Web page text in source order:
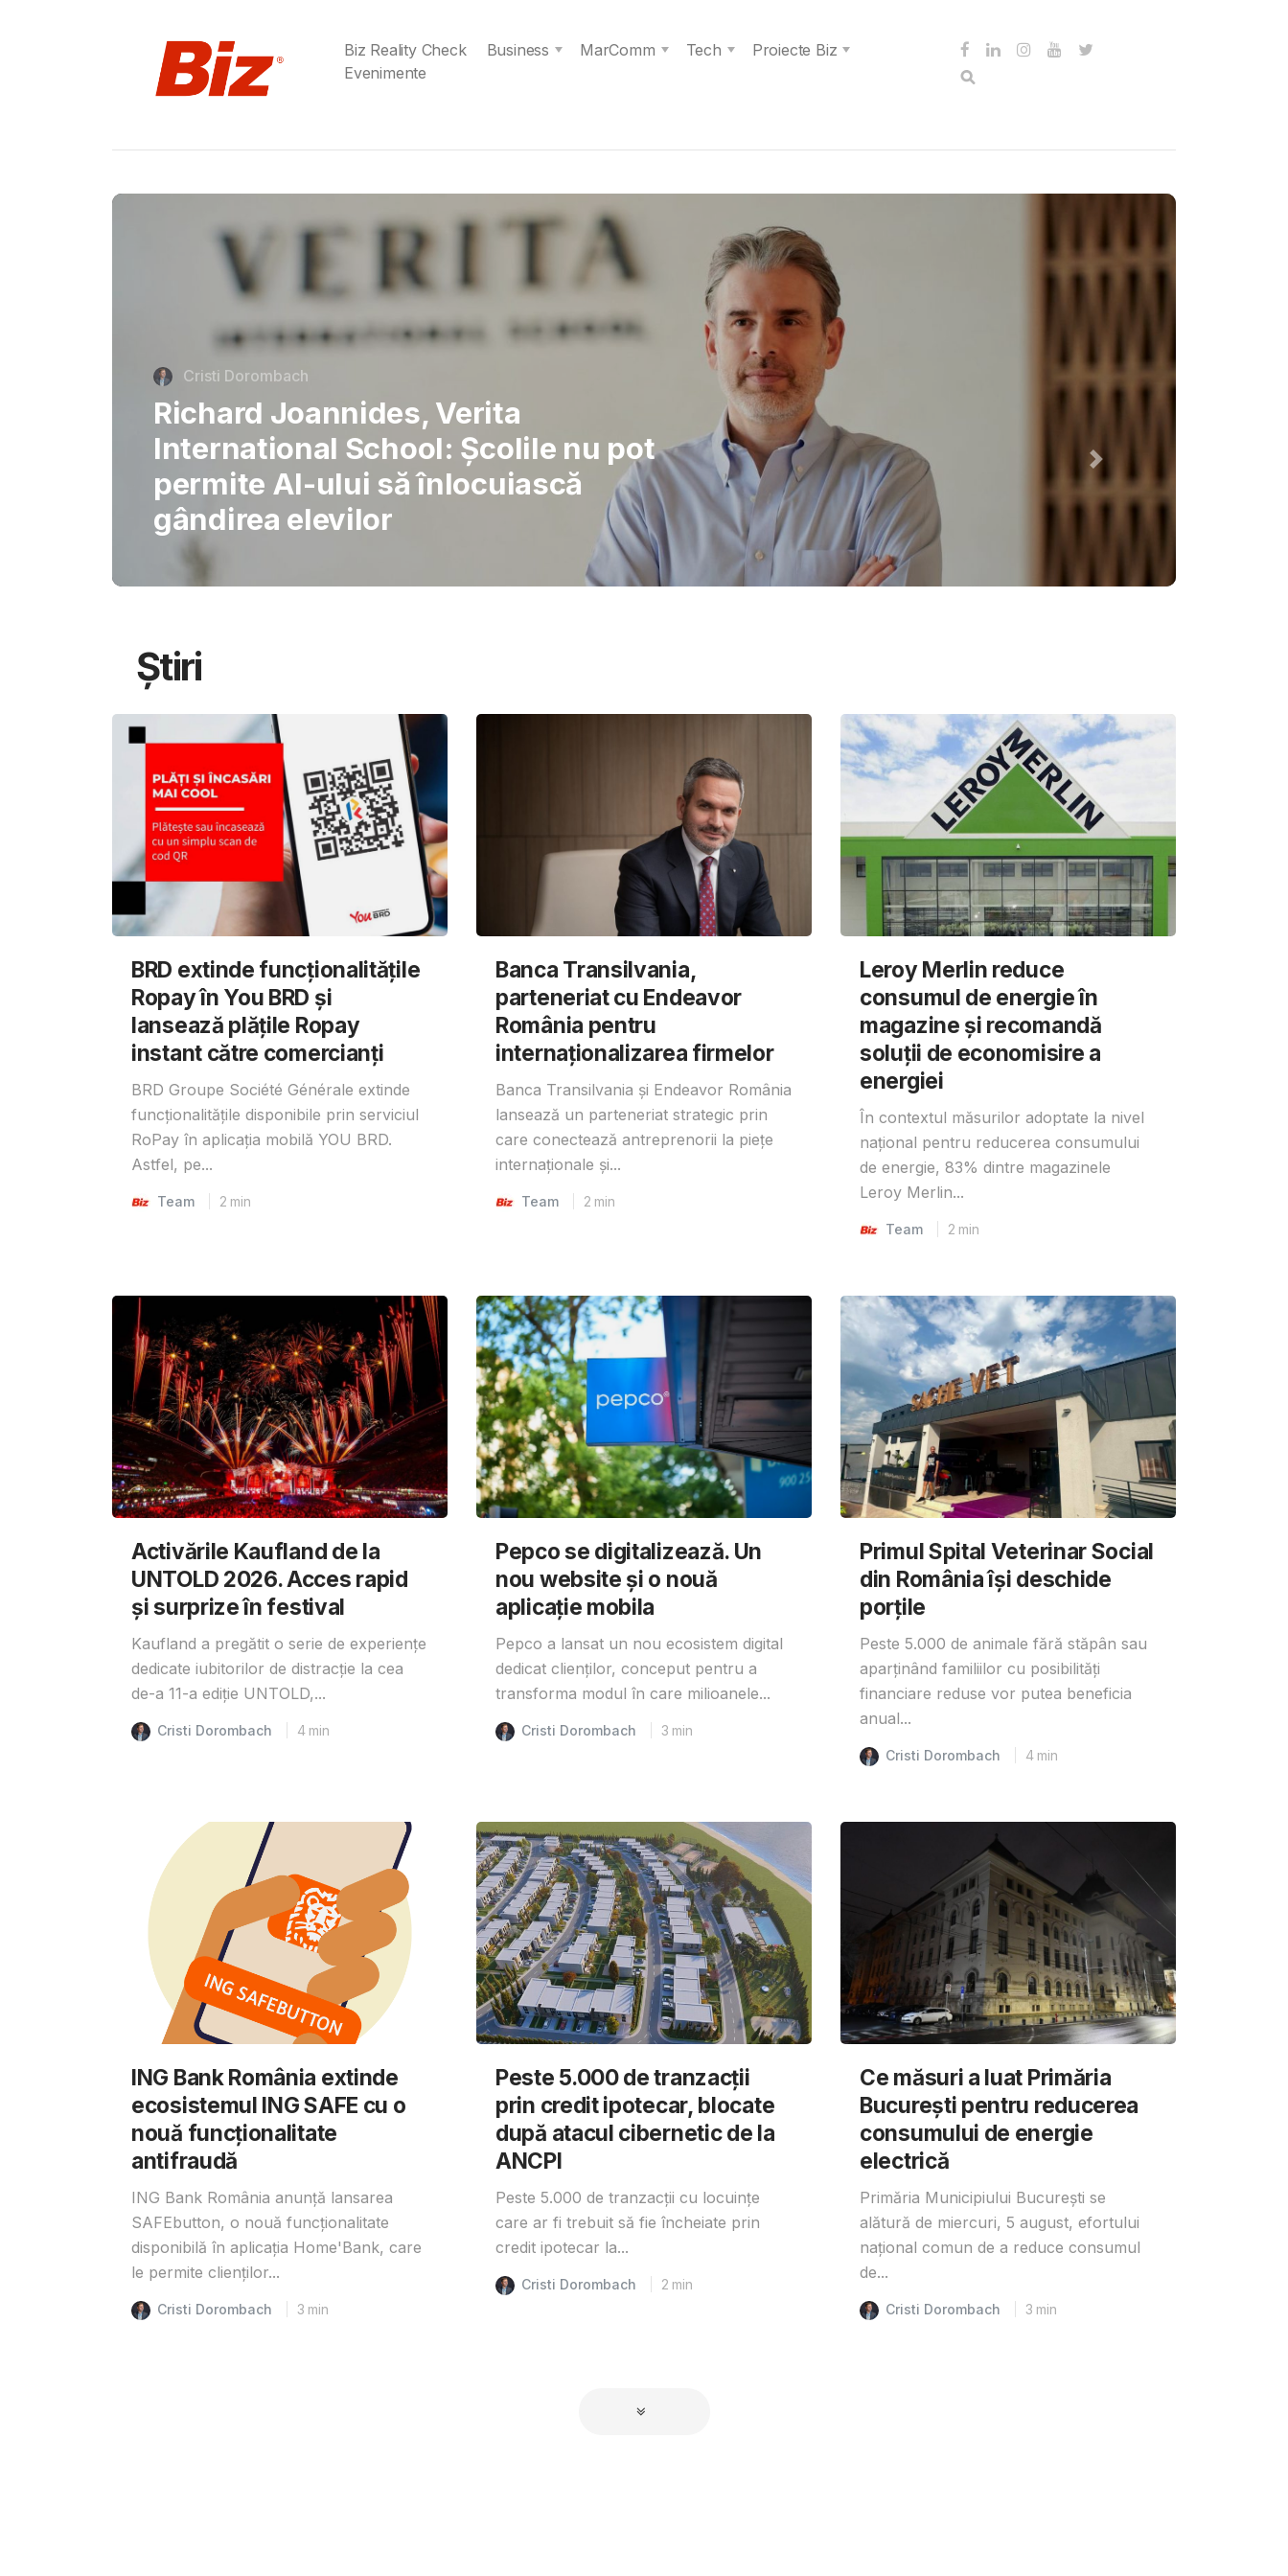
Biz Reality Check Business MarComm Tech
Proiecte Biz
Evenimente
Gabriel Barliga
Oana Gheorghiu: Curajul de a lupta
pentru schimbare
Știri
BRD extinde funcționalitățile
Ropay în You BRD și
lansează plățile Ropay
instant către comercianți
BRD Groupe Société Générale extinde
funcționalitățile disponibile prin serviciul
RoPay în aplicația mobilă YOU BRD.
Astfel, pe...
Team 2 min
Banca Transilvania,
parteneriat cu Endeavor
România pentru
internaționalizarea firmelor
Banca Transilvania și Endeavor România
lansează un parteneriat strategic prin
care conectează antreprenorii la piețe
internaționale și...
Team 2 min
Leroy Merlin reduce
consumul de energie în
magazine și recomandă
soluții de economisire a
energiei
În contextul măsurilor adoptate la nivel
național pentru reducerea consumului
de energie, 83% dintre magazinele
Leroy Merlin...
Team 2 min
Activările Kaufland de la
UNTOLD 2026. Acces rapid
și surprize în festival
Kaufland a pregătit o serie de experiențe
dedicate iubitorilor de distracție la cea
de-a 11-a ediție UNTOLD,...
Cristi Dorombach 4 min
Pepco se digitalizează. Un
nou website și o nouă
aplicație mobila
Pepco a lansat un nou ecosistem digital
dedicat clienților, conceput pentru a
transforma modul în care milioanele...
Cristi Dorombach 3 min
Primul Spital Veterinar Social
din România își deschide
porțile
Peste 5.000 de animale fără stăpân sau
aparținând familiilor cu posibilități
financiare reduse vor putea beneficia
anual...
Cristi Dorombach 4 min
ING Bank România extinde
ecosistemul ING SAFE cu o
nouă funcționalitate
antifraudă
ING Bank România anunță lansarea
SAFEbutton, o nouă funcționalitate
disponibilă în aplicația Home'Bank, care
le permite clienților...
Cristi Dorombach 3 min
Peste 5.000 de tranzacții
prin credit ipotecar, blocate
după atacul cibernetic de la
ANCPI
Peste 5.000 de tranzacții cu locuințe
care ar fi trebuit să fie încheiate prin
credit ipotecar la...
Cristi Dorombach 2 min
Ce măsuri a luat Primăria
București pentru reducerea
consumului de energie
electrică
Primăria Municipiului București se
alătură de miercuri, 5 august, efortului
național comun de a reduce consumul
de...
Cristi Dorombach 3 min